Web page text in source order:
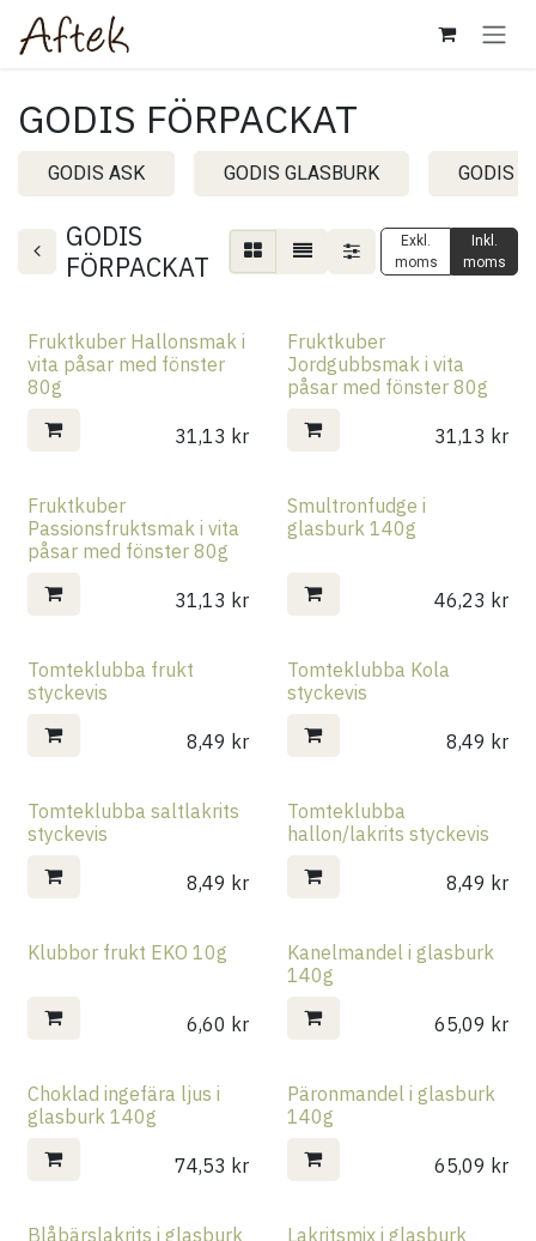
Hoppa till innehåll
GODIS FÖRPACKAT
GODIS ASK GODIS GLASBURK GODIS
GODIS
FÖRPACKAT
Exkl.
moms
Inkl.
moms
Fruktkuber Hallonsmak i
vita påsar med fönster
80g
31,13 kr
Fruktkuber
Jordgubbsmak i vita
påsar med fönster 80g
31,13 kr
Fruktkuber
Passionsfruktsmak i vita
påsar med fönster 80g
31,13 kr
Smultronfudge i
glasburk 140g
46,23 kr
Tomteklubba frukt
styckevis
8,49 kr
Tomteklubba Kola
styckevis
8,49 kr
Tomteklubba saltlakrits
styckevis
8,49 kr
Tomteklubba
hallon/lakrits styckevis
8,49 kr
Klubbor frukt EKO 10g
6,60 kr
Kanelmandel i glasburk
140g
65,09 kr
Choklad ingefära ljus i
glasburk 140g
74,53 kr
Päronmandel i glasburk
140g
65,09 kr
Blåbärslakrits i glasburk
Lakritsmix i glasburk